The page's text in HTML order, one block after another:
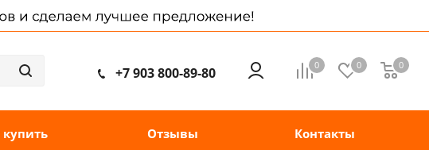
0 0 0
+7 903 800-89-80
купить Отзывы Контакты